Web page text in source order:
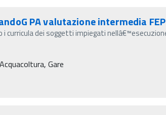
PA valutazione intermedia
i curricula dei soggetti impiegati
Gare